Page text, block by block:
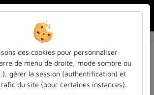
la recherche
pour en retirer) :
artificielle
des cookies pour personnaliser
de menu de droite, mode sombre ou
gérer la session (authentification) et
du site (pour certaines instances).